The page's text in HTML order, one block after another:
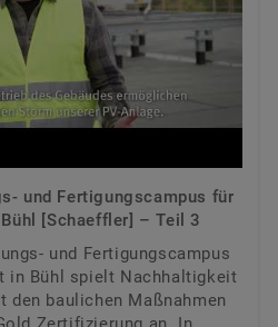
und Fertigungscampus für
[Schaeffler] – Teil 3
und Fertigungscampus
in Bühl spielt Nachhaltigkeit
den baulichen Maßnahmen